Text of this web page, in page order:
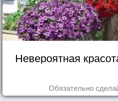
Невероятная
Обязательно